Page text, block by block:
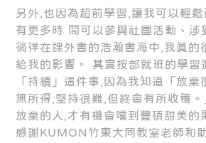
另外,也因為超前學習,讓我可以輕
有更多時 間可以參與社團活動、涉
徜徉在課外書的浩瀚書海中,我真
給我的影響。 其實按部就班的學習
「持續」這件事,因為我知道「放棄
無所得;堅持很難,但終會有所收穫
放棄的人,才有機會嚐到豐碩甜美的
感謝KUMON竹東大同教室老師和